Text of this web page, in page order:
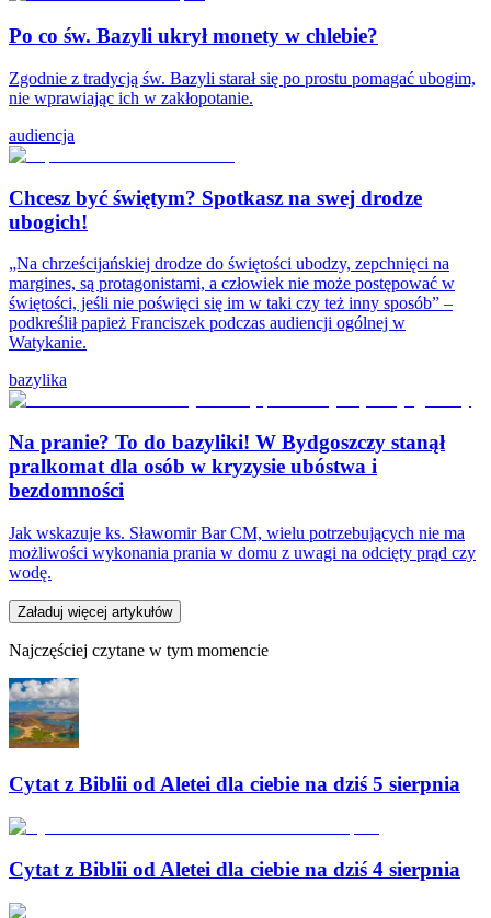
Po co św. Bazyli ukrył monety w chlebie?
Zgodnie z tradycją św. Bazyli starał się po prostu pomagać ubogim,
nie wprawiając ich w zakłopotanie.
audiencja
Chcesz być świętym? Spotkasz na swej drodze
ubogich!
„Na chrześcijańskiej drodze do świętości ubodzy, zepchnięci na
margines, są protagonistami, a człowiek nie może postępować w
świętości, jeśli nie poświęci się im w taki czy też inny sposób” –
podkreślił papież Franciszek podczas audiencji ogólnej w
Watykanie.
bazylika
Na pranie? To do bazyliki! W Bydgoszczy stanął
pralkomat dla osób w kryzysie ubóstwa i
bezdomności
Jak wskazuje ks. Sławomir Bar CM, wielu potrzebujących nie ma
możliwości wykonania prania w domu z uwagi na odcięty prąd czy
wodę.
Załaduj więcej artykułów
Najczęściej czytane w tym momencie
Cytat z Biblii od Aletei dla ciebie na dziś 5 sierpnia
Cytat z Biblii od Aletei dla ciebie na dziś 4 sierpnia